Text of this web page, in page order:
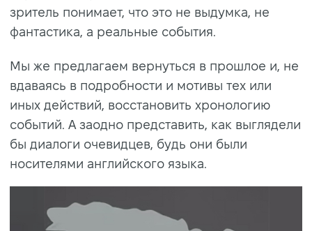
зритель понимает, что это не выдумка, не
фантастика, а реальные события.
Мы же предлагаем вернуться в прошлое и, не
вдаваясь в подробности и мотивы тех или
иных действий, восстановить хронологию
событий. А заодно представить, как выглядели
бы диалоги очевидцев, будь они были
носителями английского языка.